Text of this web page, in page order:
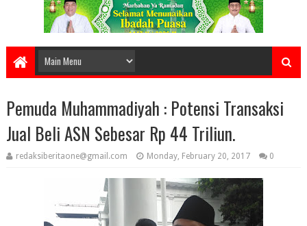
Pemuda Muhammadiyah : Potensi Transaksi
Jual Beli ASN Sebesar Rp 44 Triliun.
redaksiberitaone@gmail.com Monday, February 20, 2017 0